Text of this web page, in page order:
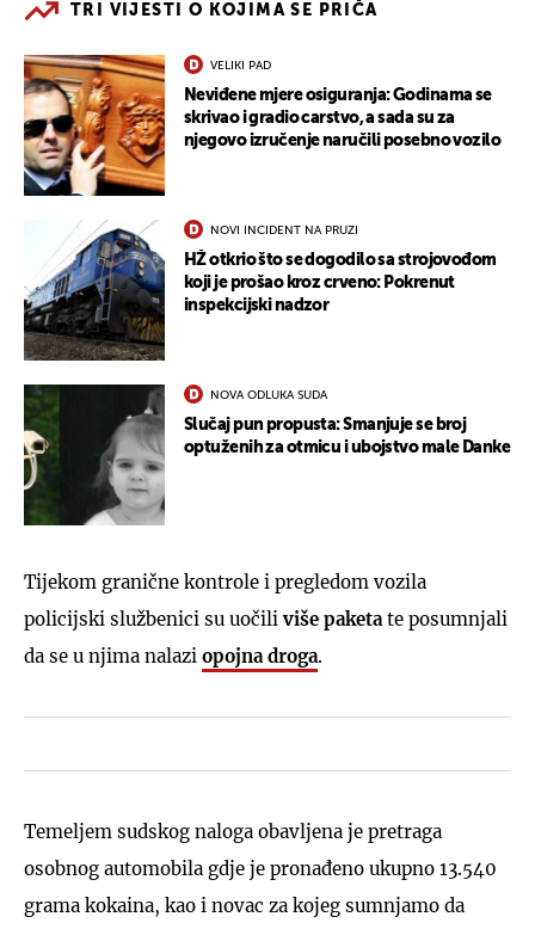
TRI VIJESTI O KOJIMA SE PRIČA
VELIKI PAD
Neviđene mjere osiguranja: Godinama se
skrivao i gradio carstvo, a sada su za
njegovo izručenje naručili posebno vozilo
NOVI INCIDENT NA PRUZI
HŽ otkrio što se dogodilo sa strojovođom
koji je prošao kroz crveno: Pokrenut
inspekcijski nadzor
NOVA ODLUKA SUDA
Slučaj pun propusta: Smanjuje se broj
optuženih za otmicu i ubojstvo male Danke
Tijekom granične kontrole i pregledom vozila
policijski službenici su uočili više paketa te posumnjali
da se u njima nalazi opojna droga.
Temeljem sudskog naloga obavljena je pretraga
osobnog automobila gdje je pronađeno ukupno 13.540
grama kokaina, kao i novac za kojeg sumnjamo da